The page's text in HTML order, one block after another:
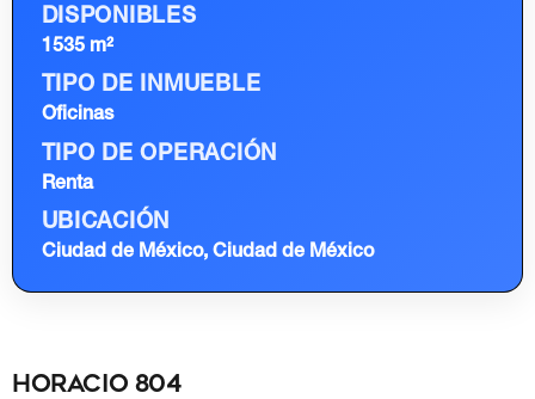
DISPONIBLES
1535 m²
TIPO DE INMUEBLE
Oficinas
TIPO DE OPERACIÓN
Renta
UBICACIÓN
Ciudad de México, Ciudad de México
Horacio 804